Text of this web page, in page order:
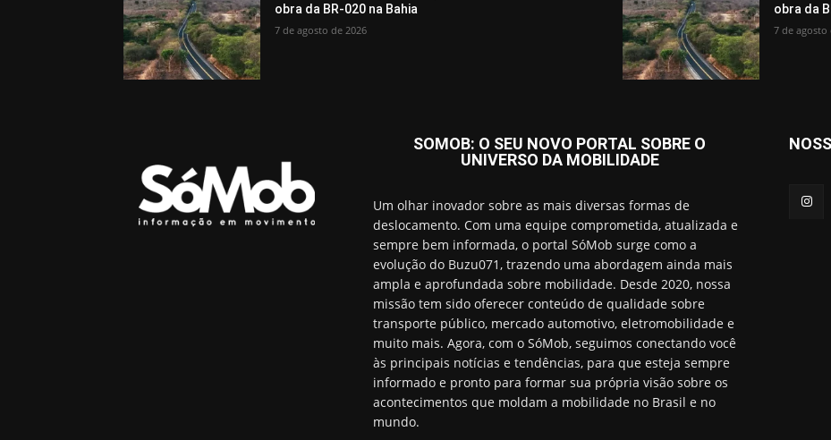
obra da BR-020 na Bahia
7 de agosto de 2026
obra da
7 de agosto
SOMOB: O SEU NOVO PORTAL SOBRE O
UNIVERSO DA MOBILIDADE
Um olhar inovador sobre as mais diversas formas de
deslocamento. Com uma equipe comprometida, atualizada e
sempre bem informada, o portal SóMob surge como a
evolução do Buzu071, trazendo uma abordagem ainda mais
ampla e aprofundada sobre mobilidade. Desde 2020, nossa
missão tem sido oferecer conteúdo de qualidade sobre
transporte público, mercado automotivo, eletromobilidade e
muito mais. Agora, com o SóMob, seguimos conectando você
às principais notícias e tendências, para que esteja sempre
informado e pronto para formar sua própria visão sobre os
acontecimentos que moldam a mobilidade no Brasil e no
mundo.